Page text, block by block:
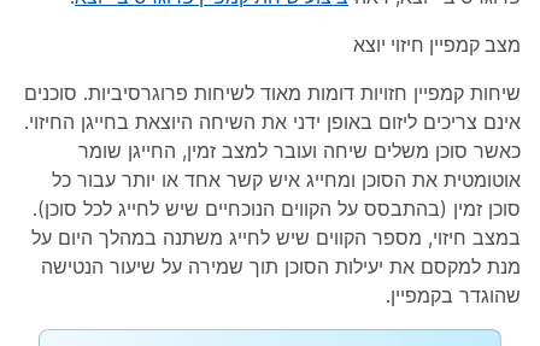
מצב קמפיין חיזוי יוצא
שיחות קמפיין חזויות דומות מאוד לשיחות פרוגרסיביות. סוכנים
אינם צריכים ליזום באופן ידני את השיחה היוצאת בחייגן החיזוי.
כאשר סוכן משלים שיחה ועובר למצב זמין, החייגן שומר
אוטומטית את הסוכן ומחייג איש קשר אחד או יותר עבור כל
סוכן זמין (בהתבסס על הקווים הנוכחיים שיש לחייג לכל סוכן).
במצב חיזוי, מספר הקווים שיש לחייג משתנה במהלך היום על
מנת למקסם את יעילות הסוכן תוך שמירה על שיעור הנטישה
שהוגדר בקמפיין.